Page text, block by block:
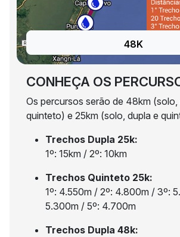
48K
CONHEÇA OS
Os percursos serão de 48km (solo,
quinteto) e 25km (solo, dupla e
Trechos Dupla 25k:
1º: 15km / 2º: 10km
Trechos Quinteto 25k:
1º: 4.550m / 2º: 4.800m / 3º:
5.300m / 5º: 4.700m
Trechos Dupla 48k: